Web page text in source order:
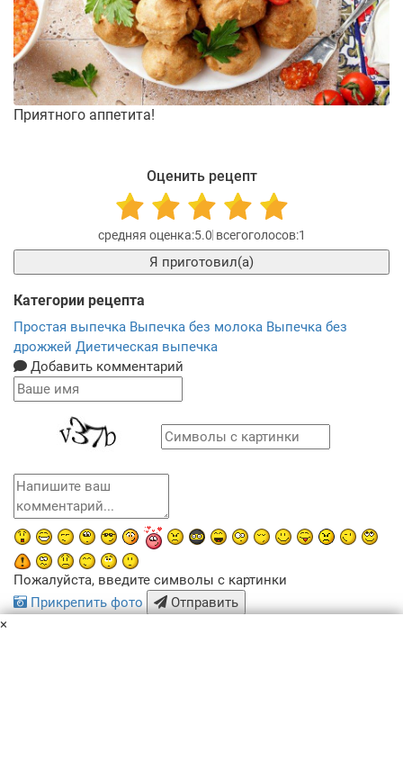
Приятного аппетита!
Оценить рецепт
5.0 1
Я приготовил(а)
Категории рецепта
Простая выпечка Выпечка без молока Выпечка без
дрожжей Диетическая выпечка
Добавить комментарий
Пожалуйста, введите символы с картинки
Прикрепить фото
Отправить
×